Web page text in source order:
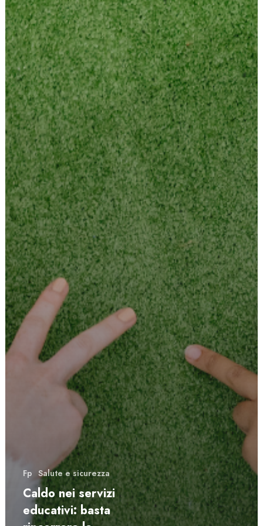
Fp Salute e sicurezza
Caldo nei servizi
educativi: basta